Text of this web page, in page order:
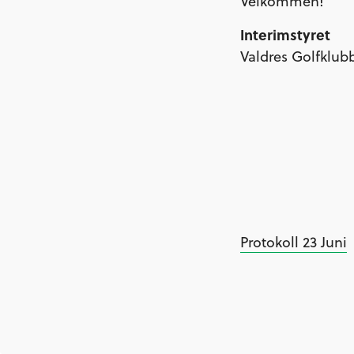
Interimstyret
Valdres
Protokoll 23 Juni